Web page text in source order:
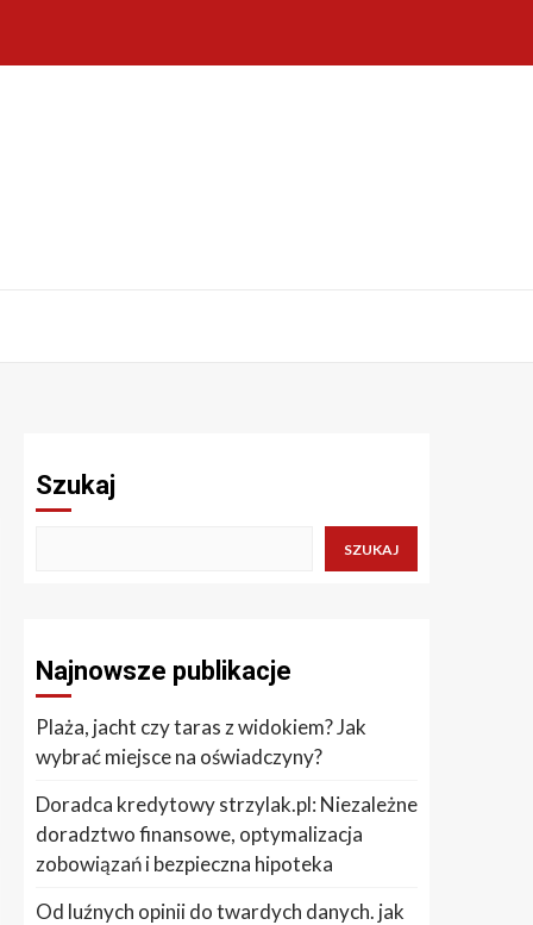
Szukaj
SZUKAJ
Najnowsze publikacje
Plaża, jacht czy taras z widokiem? Jak
wybrać miejsce na oświadczyny?
Doradca kredytowy strzylak.pl: Niezależne
doradztwo finansowe, optymalizacja
zobowiązań i bezpieczna hipoteka
Od luźnych opinii do twardych danych. jak